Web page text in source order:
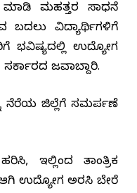
ಮಹತ್ತರ ಸಾಧನೆ
ಬದಲು ವಿದ್ಯಾರ್ಥಿಗಳಿಗೆ
ಭವಿಷ್ಯದಲ್ಲಿ ಉದ್ಯೋಗ
ಜವಾಬ್ದಾರಿ.
ನೆರೆಯ ಜಿಲ್ಲೆಗೆ ಸಮರ್ಪಣೆ
ಇಲ್ಲಿಂದ ತಾಂತ್ರಿಕ
ಆಗಿ ಉದ್ಯೋಗ ಅರಸಿ ಬೇರೆ